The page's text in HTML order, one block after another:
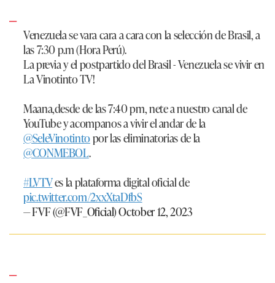
Venezuela se vara cara a cara con la selección de Brasil, a
las 7:30 p.m (Hora Perú).
La previa y el postpartido del Brasil - Venezuela se vivir en
La Vinotinto TV!
Maana,desde de las 7:40 pm, nete a nuestro canal de
YouTube y acompanos a vivir el andar de la
@SeleVinotintopor las eliminatorias de la
@CONMEBOL.
#LVTVes la plataforma digital oficial de
pic.twitter.com/2xxXtaDfbS
— FVF (@FVF_Oficial)October 12, 2023